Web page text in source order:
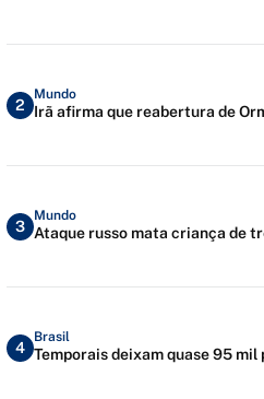
2
Mundo
Irã afirma que reabertura de
3
Mundo
Ataque russo mata criança de
4
Brasil
Temporais deixam quase 95 mil